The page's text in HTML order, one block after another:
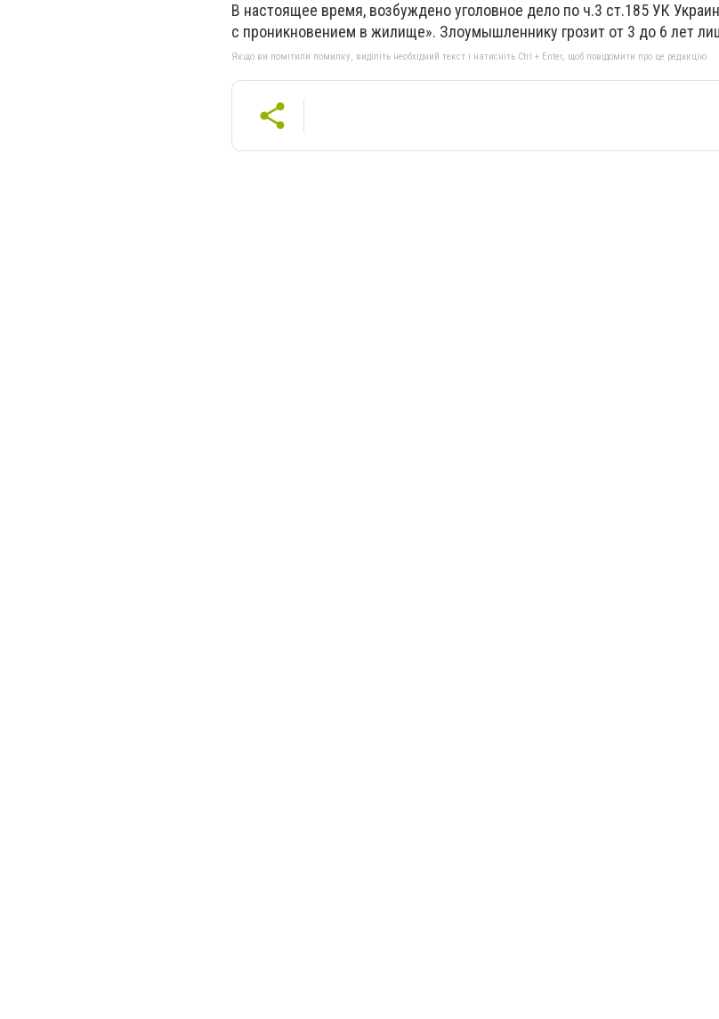
В настоящее время, возбуждено уголовное дело по ч.3 ст.185 УК
с проникновением в жилище». Злоумышленнику грозит от 3 до 6 лет
Якщо ви помітили помилку, виділіть необхідний текст і натисніть Ctrl + Enter, щоб повідомити про це редакцію